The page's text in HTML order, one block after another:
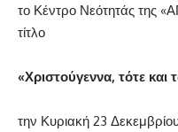
το Κέντρο Νεότητάς της
τίτλο
«Χριστούγεννα, τότε και
την Κυριακή 23